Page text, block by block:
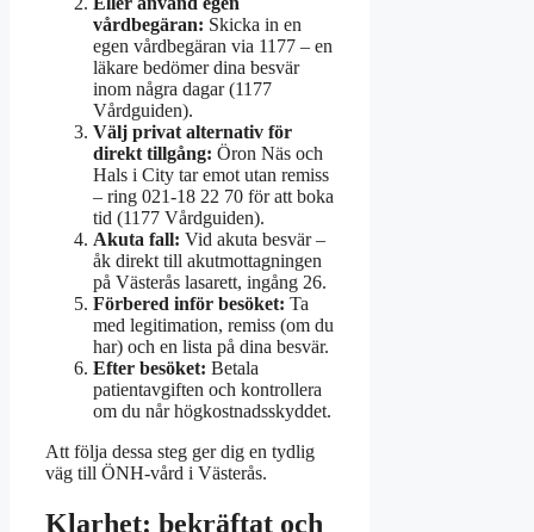
vårdbegäran: Skicka in en
egen vårdbegäran via 1177 – en
läkare bedömer dina besvär
inom några dagar (1177
Vårdguiden).
Välj privat alternativ för
direkt tillgång: Öron Näs och
Hals i City tar emot utan remiss
– ring 021-18 22 70 för att boka
tid (1177 Vårdguiden).
Akuta fall: Vid akuta besvär –
åk direkt till akutmottagningen
på Västerås lasarett, ingång 26.
Förbered inför besöket: Ta
med legitimation, remiss (om du
har) och en lista på dina besvär.
Efter besöket: Betala
patientavgiften och kontrollera
om du når högkostnadsskyddet.
Att följa dessa steg ger dig en tydlig
väg till ÖNH-vård i Västerås.
Klarhet: bekräftat och